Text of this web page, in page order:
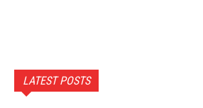
LATEST POSTS